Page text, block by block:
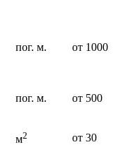
пог. м. от 1000
пог. м. от 500
м2 от 30